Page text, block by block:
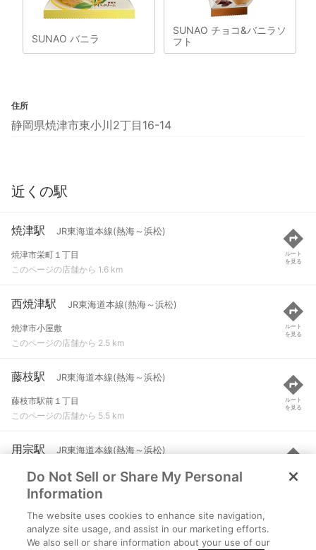
SUNAO バニラ
SUNAO チョコ&バニラソ
フト
住所
静岡県焼津市東小川2丁目16-14
近くの駅
焼津駅 JR東海道本線(熱海～浜松)
焼津市栄町１丁目
このページの店舗から 1.6 km
ルート
を見る
西焼津駅 JR東海道本線(熱海～浜松)
焼津市小屋敷
このページの店舗から 2.5 km
ルート
を見る
藤枝駅 JR東海道本線(熱海～浜松)
藤枝市駅前１丁目
このページの店舗から 5.5 km
ルート
を見る
用宗駅 JR東海道本線(熱海～浜松)
静岡市駿河区用宗城山町
このページの店舗から 8.3 km
ルート
を見る
六合駅 JR東海道本線(熱海～浜松)
島田市道悦１丁目
Do Not Sell or Share My Personal
Information
The website uses cookies to enhance site navigation,
analyze site usage, and assist in our marketing efforts.
We also sell or share information about your use of our